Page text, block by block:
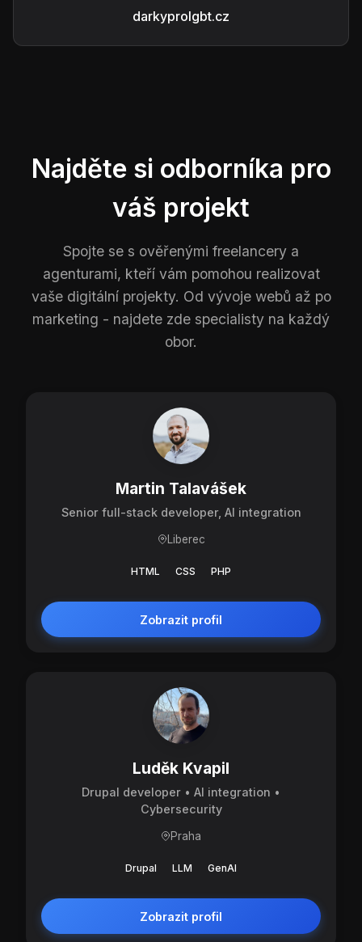
darkyprolgbt.cz
Najděte si odborníka pro
váš projekt
Spojte se s ověřenými freelancery a
agenturami, kteří vám pomohou realizovat
vaše digitální projekty. Od vývoje webů až po
marketing - najdete zde specialisty na každý
obor.
Martin Talavášek
Senior full-stack developer, AI integration
Liberec
HTML CSS PHP
Zobrazit profil
Luděk Kvapil
Drupal developer • AI integration •
Cybersecurity
Praha
Drupal LLM GenAI
Zobrazit profil